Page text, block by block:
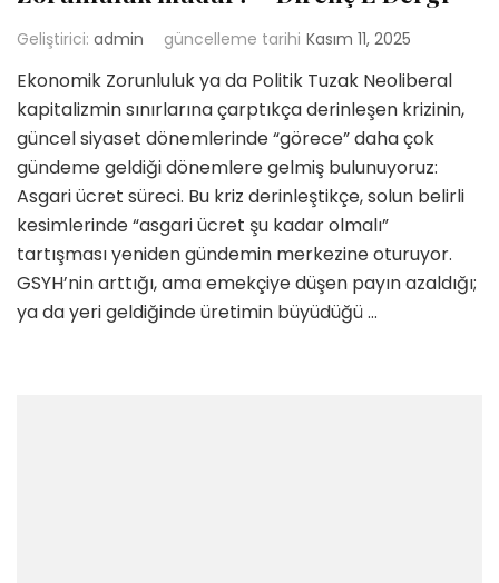
Geliştirici: admin güncelleme tarihi Kasım 11, 2025
Ekonomik Zorunluluk ya da Politik Tuzak Neoliberal
kapitalizmin sınırlarına çarptıkça derinleşen krizinin,
güncel siyaset dönemlerinde “görece” daha çok
gündeme geldiği dönemlere gelmiş bulunuyoruz:
Asgari ücret süreci. Bu kriz derinleştikçe, solun belirli
kesimlerinde “asgari ücret şu kadar olmalı”
tartışması yeniden gündemin merkezine oturuyor.
GSYH’nin arttığı, ama emekçiye düşen payın azaldığı;
ya da yeri geldiğinde üretimin büyüdüğü …